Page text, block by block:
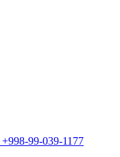
+998-99-039-1177